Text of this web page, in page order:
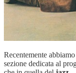
Recentemente
sezione dedicata al